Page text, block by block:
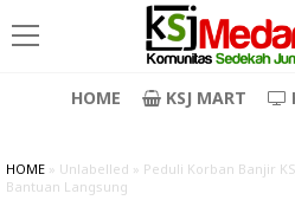
HOME KSJ MART
HOME » Unlabelled » Peduli Korban Banjir
Bantuan Langsung